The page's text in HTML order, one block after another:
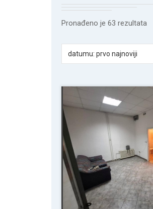
Pronađeno je 63 rezultata
datumu: prvo najnoviji